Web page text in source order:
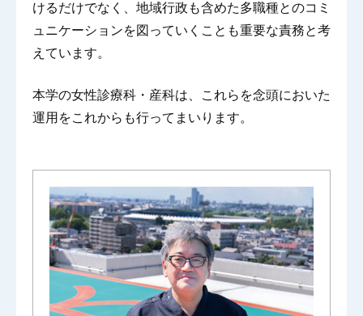
けるだけでなく、地域行政も含めた多職種とのコミ
ュニケーションを図っていくことも重要な責務と考
えています。
本学の女性診療科・産科は、これらを念頭においた
運用をこれからも行ってまいります。